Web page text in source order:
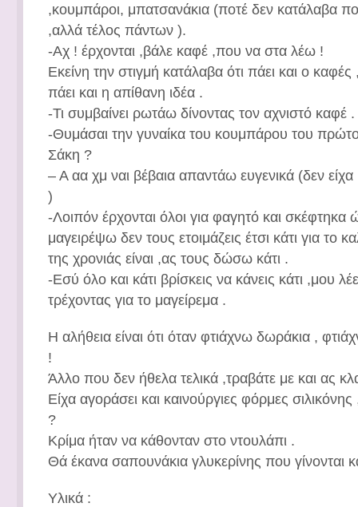
,κουμπάροι, μπατσανάκια (ποτέ δεν κατάλαβα
,αλλά τέλος πάντων ).
-Αχ ! έρχονται ,βάλε καφέ ,που να στα λέω !
Εκείνη την στιγμή κατάλαβα ότι πάει και ο
πάει και η απίθανη ιδέα .
-Τι συμβαίνει ρωτάω δίνοντας τον αχνιστό καφέ .
-Θυμάσαι την γυναίκα του κουμπάρου του
Σάκη ?
– Α αα χμ ναι βέβαια απαντάω ευγενικά (δεν
)
-Λοιπόν έρχονται όλοι για φαγητό και
μαγειρέψω δεν τους ετοιμάζεις έτσι κάτι για το
της χρονιάς είναι ,ας τους δώσω κάτι .
-Εσύ όλο και κάτι βρίσκεις να κάνεις κάτι ,μου
τρέχοντας για το μαγείρεμα .
Η αλήθεια είναι ότι όταν φτιάχνω δωράκια ,
!
Άλλο που δεν ήθελα τελικά ,τραβάτε με και ας
Είχα αγοράσει και καινούργιες φόρμες
?
Κρίμα ήταν να κάθονταν στο ντουλάπι .
Θά έκανα σαπουνάκια γλυκερίνης που γίνονται
Yλικά :